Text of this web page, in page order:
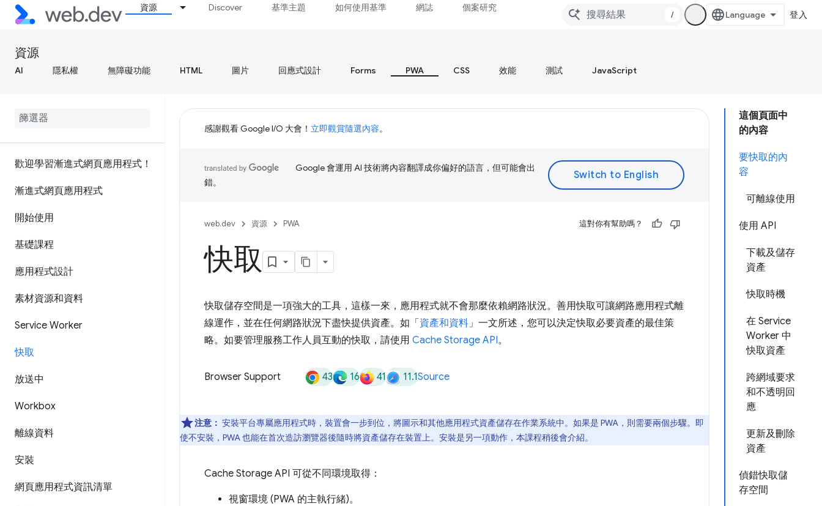
資源 Discover 基準主題 如何使用基準 網誌 個案研究
/ 登入
資源
AI 隱私權 無障礙功能 HTML 圖片 回應式設計 Forms PWA CSS 效能 測試 JavaScript
歡迎學習漸進式網頁應用程式！
漸進式網頁應用程式
開始使用
基礎課程
應用程式設計
素材資源和資料
Service Worker
快取
放送中
Workbox
離線資料
安裝
網頁應用程式資訊清單
這個頁面中
的內容
要快取的內
容
可離線使用
使用 API
下載及儲存
資產
快取時機
在 Service
Worker 中
快取資產
跨網域要求
和不透明回
應
更新及刪除
資產
偵錯快取儲
存空間
感謝觀看 Google I/O 大會！ 立即觀賞隨選內容。
Google 會運用 AI 技術將內容翻譯成你偏好的語言，但可能會出
錯。
web.dev 資源 PWA 這對你有幫助嗎？
快取
快取儲存空間是一項強大的工具，這樣一來，應用程式就不會那麼依賴網路狀況。善用快取可讓網路應用程式離
線運作，並在任何網路狀況下盡快提供資產。如「 資產和資料」一文所述，您可以決定快取必要資產的最佳策
略。如要管理服務工作人員互動的快取，請使用 Cache Storage API。
Browser Support 43 16 41 11.1Source
注意： 安裝平台專屬應用程式時，裝置會一步到位，將圖示和其他應用程式資產儲存在作業系統中。如果是 PWA，則需要兩個步驟。即
使不安裝，PWA 也能在首次造訪瀏覽器後隨時將資產儲存在裝置上。安裝是另一項動作，本課程稍後會介紹。
Cache Storage API 可從不同環境取得：
視窗環境 (PWA 的主執行緒)。